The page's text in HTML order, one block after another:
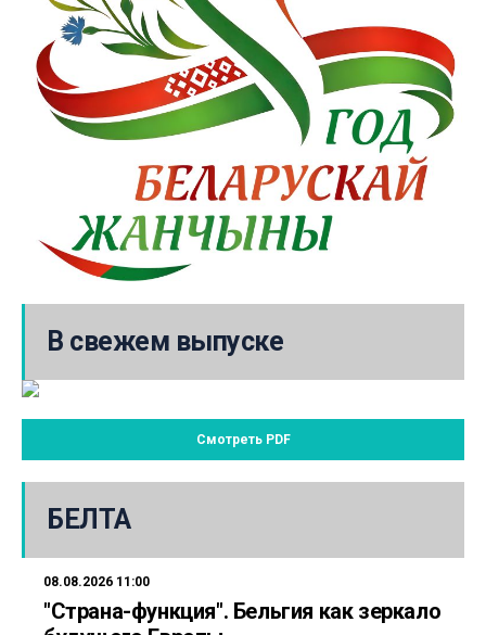
В свежем выпуске
Смотреть PDF
БЕЛТА
08.08.2026 11:00
"Страна-функция". Бельгия как зеркало